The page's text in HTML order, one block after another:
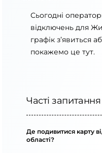
Сьогодні
відключень для
графік з’явиться
покажемо це тут.
Часті запитання
Де подивитися карту
області?